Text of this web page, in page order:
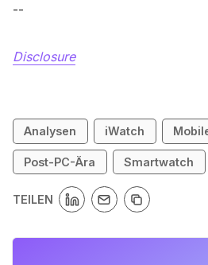
--
Disclosure
Analysen iWatch
Post-PC-Ära Smartwatch
TEILEN